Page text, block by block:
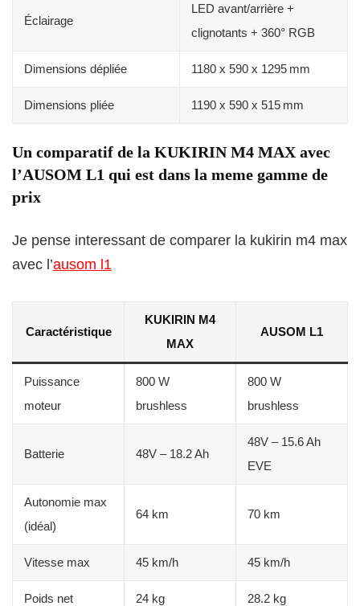
Éclairage
LED avant/arrière +
clignotants + 360° RGB
Dimensions dépliée 1180 x 590 x 1295 mm
Dimensions pliée 1190 x 590 x 515 mm
Un comparatif de la KUKIRIN M4 MAX avec
l’AUSOM L1 qui est dans la meme gamme de
prix
Je pense interessant de comparer la kukirin m4 max
avec l’ausom l1
Caractéristique
KUKIRIN M4
MAX
AUSOM L1
Puissance
moteur
800 W
brushless
800 W
brushless
Batterie 48V – 18.2 Ah
48V – 15.6 Ah
EVE
Autonomie max
(idéal)
64 km 70 km
Vitesse max 45 km/h 45 km/h
Poids net 24 kg 28.2 kg